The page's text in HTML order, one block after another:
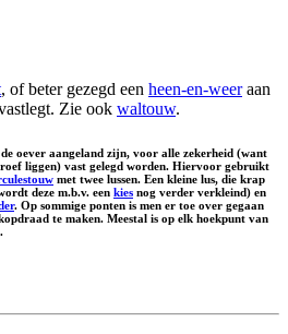
, of beter gezegd een heen-en-weeraan
Zie ook waltouw.
oever aangeland zijn, voor alle zekerheid (want
liggen) vast gelegd worden. Hiervoor gebruikt
met twee lussen. Een kleine lus, die krap
deze m.b.v. een kies nog verder verkleind) en
. Op sommige ponten is men er toe over gegaan
te maken. Meestal is op elk hoekpunt van